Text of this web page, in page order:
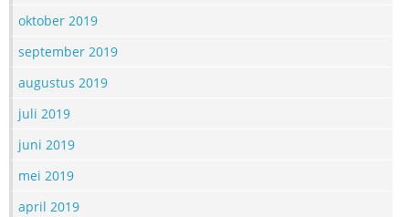
oktober 2019
september 2019
augustus 2019
juli 2019
juni 2019
mei 2019
april 2019